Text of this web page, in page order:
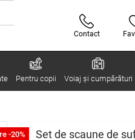
Contact
Pentru copii Voiaj și cumpărături
-20%
Set de scaune de